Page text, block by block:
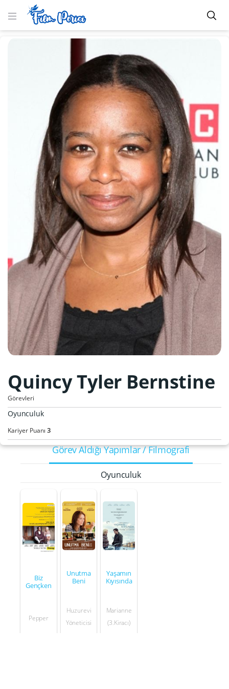
Quincy Tyler Bernstine
Görevleri
Oyunculuk
Kariyer Puanı 3
Görev Aldığı Yapımlar / Filmografi
Oyunculuk
Biz
Gençken
Pepper
Unutma
Beni
Huzurevi
Yöneticisi
Yaşamın
Kıyısında
Marianne
(3.Kiracı)